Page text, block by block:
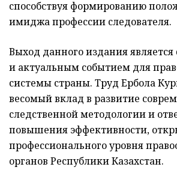
способствуя формированию
имиджа профессии следователя.
Выход данного издания
и актуальным событием для
системы страны. Труд Ербола
весомый вклад в развитие
следственной методологии и
повышения эффективности,
профессионального уровня
органов Республики Казахстан.